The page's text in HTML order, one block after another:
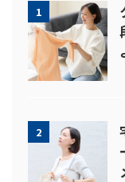
1
2